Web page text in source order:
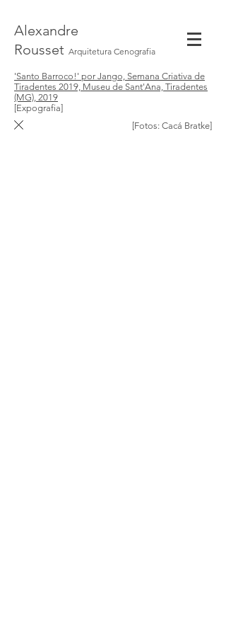
Alexandre
Rousset Arquitetura Cenografia
'Santo Barroco!' por Jango, Semana Criativa de
Tiradentes 2019, Museu de Sant'Ana, Tiradentes
(MG), 2019
[Expografia]
[Fotos: Cacá Bratke]